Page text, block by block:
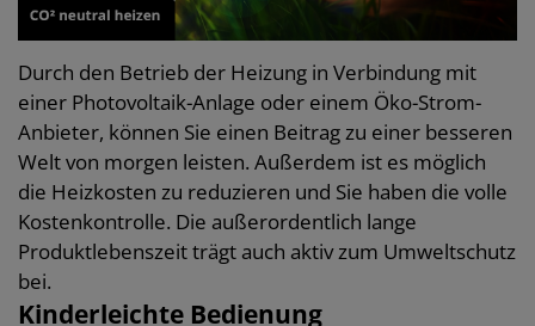
Durch den Betrieb der Heizung in Verbindung mit
einer Photovoltaik-Anlage oder einem Öko-Strom-
Anbieter, können Sie einen Beitrag zu einer besseren
Welt von morgen leisten. Außerdem ist es möglich
die Heizkosten zu reduzieren und Sie haben die volle
Kostenkontrolle. Die außerordentlich lange
Produktlebenszeit trägt auch aktiv zum Umweltschutz
bei.
Kinderleichte Bedienung